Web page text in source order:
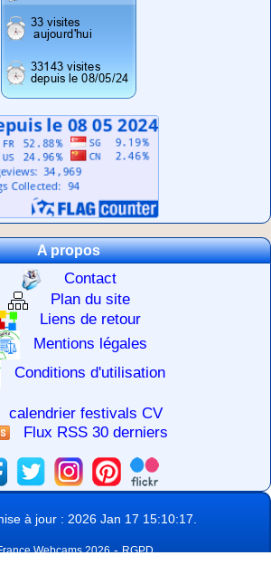
A propos
Contact
Plan du site
Liens de retour
Mentions légales
Conditions d'utilisation
calendrier festivals CV
Flux RSS 30 derniers
à jour : 2026 Jan 17 15:10:17.
Webcams 2026-RGPD